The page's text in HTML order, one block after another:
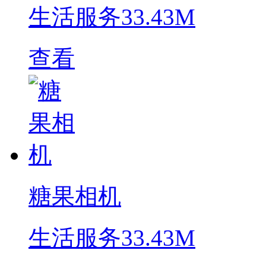
生活服务33.43M
查看
糖果相机
生活服务33.43M